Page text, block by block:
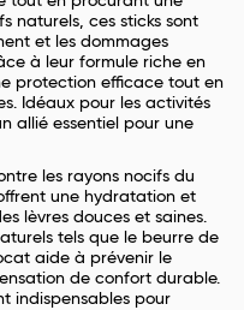
naturels, ces sticks sont
et les dommages
à leur formule riche en
protection efficace tout en
Idéaux pour les activités
allié essentiel pour une
les rayons nocifs du
une hydratation et
lèvres douces et saines.
tels que le beurre de
aide à prévenir le
de confort durable.
indispensables pour